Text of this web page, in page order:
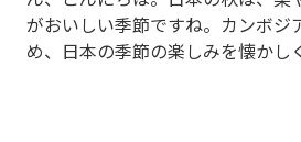
がおいしい季節ですね。カンボジ
め、日本の季節の楽しみを懐かし